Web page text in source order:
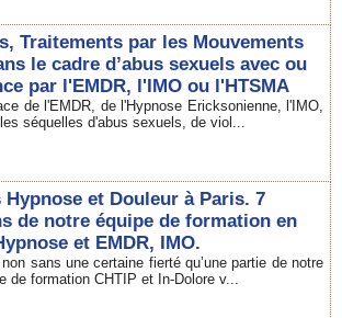
Traitements par les Mouvements
le cadre d’abus sexuels avec ou
par l'EMDR, l'IMO ou l'HTSMA
de l'EMDR, de l'Hypnose Ericksonienne, l'IMO,
séquelles d'abus sexuels, de viol...
Hypnose et Douleur à Paris. 7
de notre équipe de formation en
et EMDR, IMO.
non sans une certaine fierté qu’une partie de notre
de formation CHTIP et In-Dolore v...